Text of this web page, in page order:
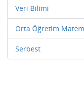
Veri Bilimi
Orta Öğretim
Serbest